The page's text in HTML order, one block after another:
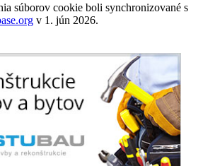
súborov cookie boli synchronizované s
v 1. jún 2026.